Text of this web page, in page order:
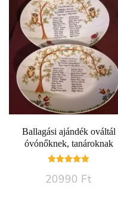
Ballagási ajándék ováltál
óvónőknek, tanároknak
5.00
20990 Ft